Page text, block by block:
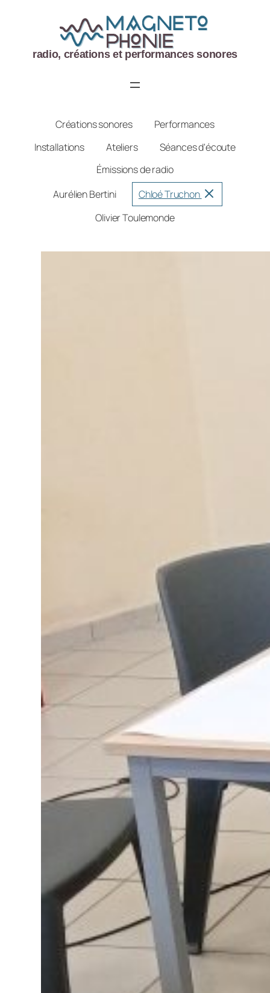
radio, créations et performances sonores
Créations sonores
Performances
Installations
Ateliers
Séances d'écoute
Émissions de radio
*
Aurélien Bertini
Chloé Truchon
Olivier Toulemonde